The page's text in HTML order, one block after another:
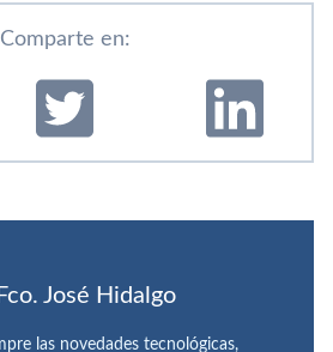
Comparte en:
Fco. José Hidalgo
las novedades tecnológicas,